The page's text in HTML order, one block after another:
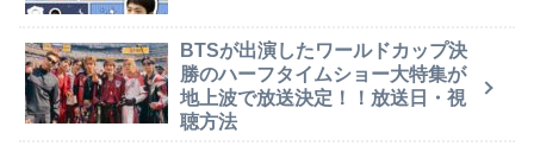
BTSが出演したワールドカップ決
勝のハーフタイムショー大特集が
地上波で放送決定！！放送日・視
聴方法